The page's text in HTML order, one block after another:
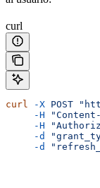
curl
curl -X POST
     -H
     -H
     -d
     -d